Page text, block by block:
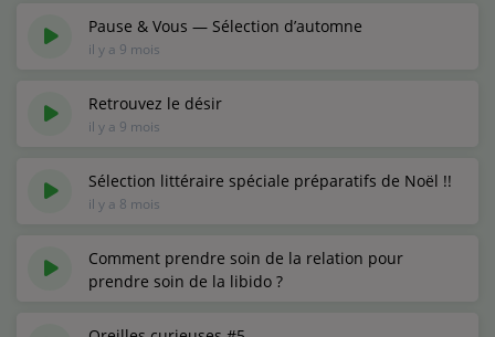
Dédicaces
Jeux Concours
Contact
Pause & Vous — Sélection d’automne
il y a 9 mois
Retrouvez le désir
il y a 9 mois
Sélection littéraire spéciale préparatifs de Noël !!
il y a 8 mois
Comment prendre soin de la relation pour
prendre soin de la libido ?